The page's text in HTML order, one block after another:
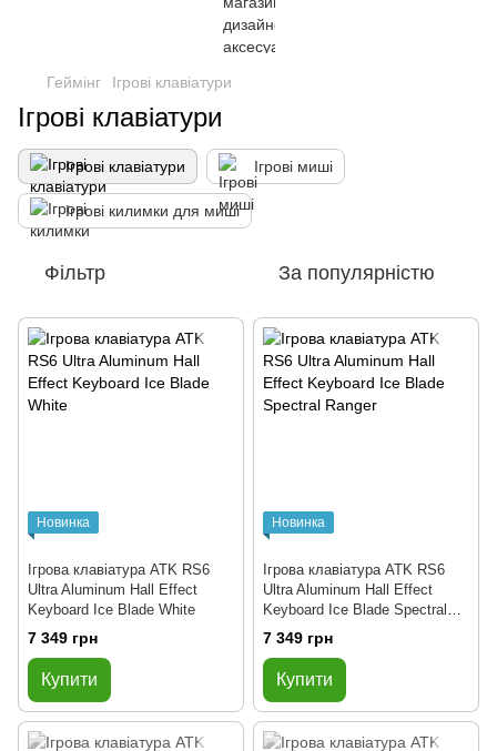
Геймінг Ігрові клавіатури
Ігрові клавіатури
Ігрові клавіатури Ігрові миші
Ігрові килимки для миші
Фільтр За популярністю
Новинка
Ігрова клавіатура ATK RS6
Ultra Aluminum Hall Effect
Keyboard Ice Blade White
7 349 грн
Купити
Новинка
Ігрова клавіатура ATK RS6
Ultra Aluminum Hall Effect
Keyboard Ice Blade Spectral
Ranger
7 349 грн
Купити